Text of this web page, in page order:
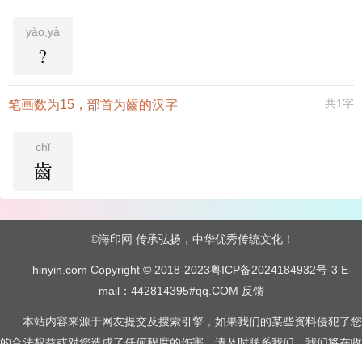
yào,yà
?
共1字
笔画数为15，部首为齒的汉字
chǐ
齒
©海印网 传承弘扬，中华优秀传统文化！
hinyin.com Copyright © 2018-2023粤ICP备2024184932号-3 E-
mail：442814395#qq.COM 反馈
本站内容来源于网友提交及搜索引擎，如果我们的某些资料侵犯了您